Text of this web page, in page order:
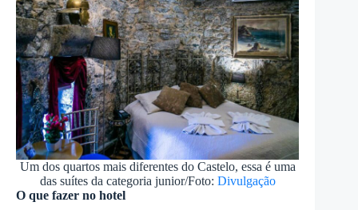
Um dos quartos mais diferentes do Castelo, essa é uma
das suítes da categoria junior/Foto: Divulgação
O que fazer no hotel